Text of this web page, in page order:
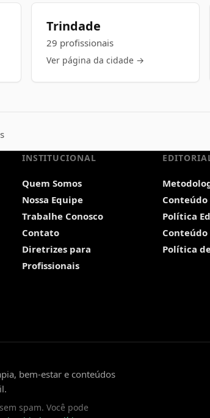
Trindade
29 profissionais
Ver página da cidade →
INSTITUCIONAL
Quem Somos
Nossa Equipe
Trabalhe Conosco
Contato
Diretrizes para
Profissionais
Conteúdo
Política
Política
bem-estar e conteúdos
spam. Você pode